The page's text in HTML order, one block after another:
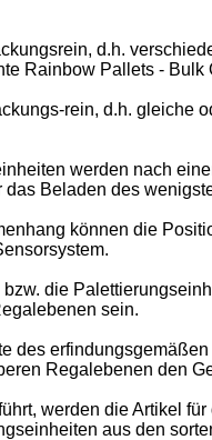
d.h.
Rainbow Pallets -
rein, d.h. gleiche
werden nach
das Beladen des
können die
die
sein.
des
Regalebenen den
werden die Artikel
aus den